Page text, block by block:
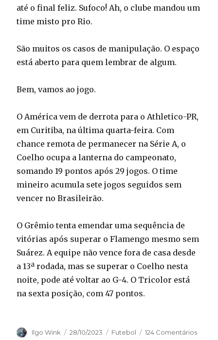
até o final feliz. Sufoco! Ah, o clube mandou um
time misto pro Rio.
São muitos os casos de manipulação. O espaço
está aberto para quem lembrar de algum.
Bem, vamos ao jogo.
O América vem de derrota para o Athletico-PR,
em Curitiba, na última quarta-feira. Com
chance remota de permanecer na Série A, o
Coelho ocupa a lanterna do campeonato,
somando 19 pontos após 29 jogos. O time
mineiro acumula sete jogos seguidos sem
vencer no Brasileirão.
O Grêmio tenta emendar uma sequência de
vitórias após superar o Flamengo mesmo sem
Suárez. A equipe não vence fora de casa desde
a 13ª rodada, mas se superar o Coelho nesta
noite, pode até voltar ao G-4. O Tricolor está
na sexta posição, com 47 pontos.
Autor
Ilgo Wink
Publicado
28/10/2023 Categorias
Futebol 124 Comentários